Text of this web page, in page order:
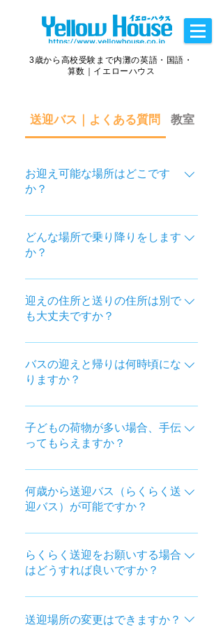
3歳から高校受験まで内灘の英語・国語・
算数｜イエローハウス
送迎バス｜よくある質問 教室・授
お迎え可能な場所はどこです
か？
主に金沢市北部と内灘町内になりま
す。詳細についてはお問い合わせく
ださい。 ＜小学校の場合＞ 粟崎小学
小学校、清湖小学校、鶴ヶ丘小学
校、向粟崎小学校
どんな場所で乗り降りをします
か？
イエローハウスの送迎はDoor to
Doorです。お子さまをご自宅・ご親
戚宅・学童のドアの前で送迎しま
＊学童からの送迎の場合は事前に学
童の許可が必要です。 ＊各送迎場所
迎えの住所と送りの住所は別で
も大丈夫ですか？
大丈夫です。 ただし、らくらく送迎
を申請する際、それぞれの住所登録
が必要となります。
バスの迎えと帰りは何時頃にな
りますか？
教室開始の30分前から、5分前まで
にお迎えにうかがいます。 また、お
帰りは教室終了後、30分以内にご指
より、バズの到着が前後することが
あります。 低学年のお子さまをお送
きる限り、対応いたします。
子どもの荷物が多い場合、手伝
ってもらえますか？
荷物が多い場合（特に低学年）は、
ドライバーが丁寧にお手伝いをしま
す。 また、お子さまが自分で持ち物
何歳から送迎バス（らくらく送
迎バス）が可能ですか？
3歳ぐらいから大丈夫です。ジュニア
シートを利用します。
らくらく送迎をお願いする場合
はどうすれば良いですか？
ご入会と同時に、お申し込みいただ
きます。 途中からのご利用でも構い
送迎場所の変更はできますか？